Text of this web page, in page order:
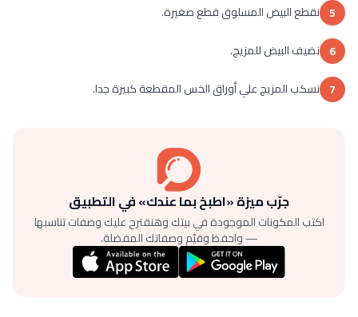
5 نقطع البيض المسلوق قطع صغيرة.
6 نضيف البيض للمزيج.
7 نسكب المزيج علي أوراق الخس المقطعة كبيرة جدا.
جرّب ميزة «اطبخ بما عندك» في التطبيق
اكتب المكونات الموجودة في بيتك وهنقترح عليك وصفات تناسبها
— واحفظ وقيّم وصفاتك المفضلة.